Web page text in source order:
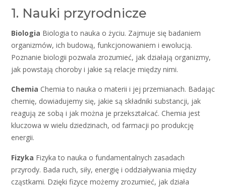
1. Nauki przyrodnicze
Biologia Biologia to nauka o życiu. Zajmuje się badaniem
organizmów, ich budową, funkcjonowaniem i ewolucją.
Poznanie biologii pozwala zrozumieć, jak działają organizmy,
jak powstają choroby i jakie są relacje między nimi.
Chemia Chemia to nauka o materii i jej przemianach. Badając
chemię, dowiadujemy się, jakie są składniki substancji, jak
reagują ze sobą i jak można je przekształcać. Chemia jest
kluczowa w wielu dziedzinach, od farmacji po produkcję
energii.
Fizyka Fizyka to nauka o fundamentalnych zasadach
przyrody. Bada ruch, siły, energię i oddziaływania między
cząstkami. Dzięki fizyce możemy zrozumieć, jak działa